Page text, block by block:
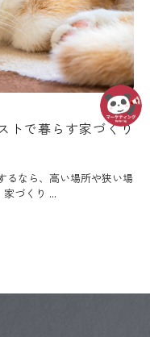
トで暮らす家づくり
るなら、高い場所や狭い場
づくり ...